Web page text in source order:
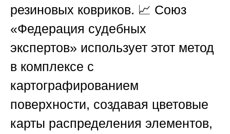
резиновых ковриков. 📈 Союз
«Федерация судебных
экспертов» использует этот метод
в комплексе с
картографированием
поверхности, создавая цветовые
карты распределения элементов,